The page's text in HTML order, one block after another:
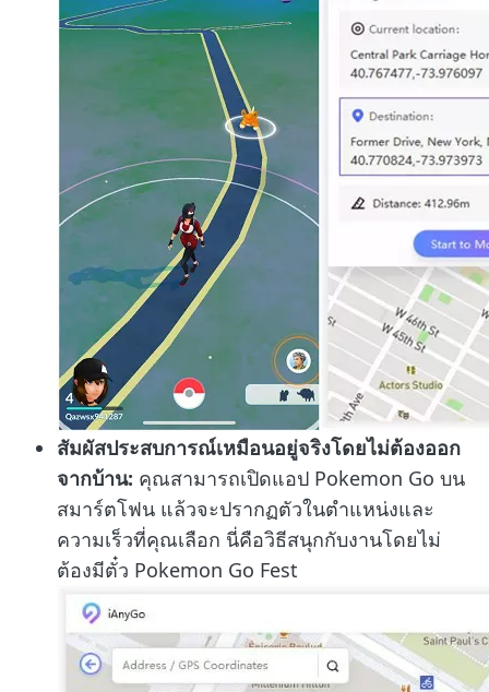
สัมผัสประสบการณ์เหมือนอยู่จริงโดยไม่ต้องออก
จากบ้าน: คุณสามารถเปิดแอป Pokemon Go บน
สมาร์ตโฟน แล้วจะปรากฏตัวในตำแหน่งและ
ความเร็วที่คุณเลือก นี่คือวิธีสนุกกับงานโดยไม่
ต้องมีตั๋ว Pokemon Go Fest